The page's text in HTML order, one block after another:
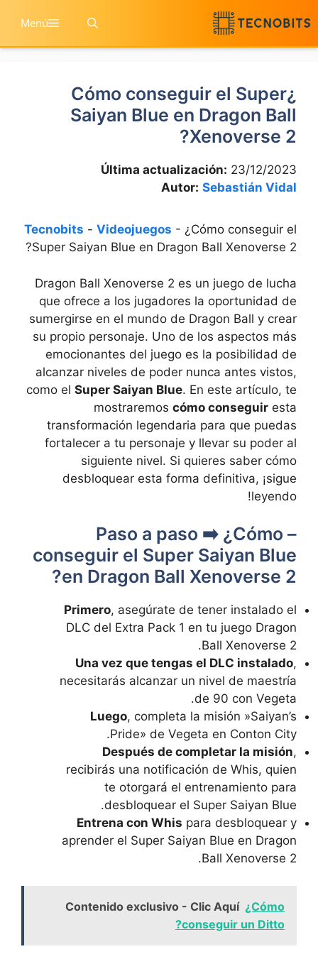
al
contenido
Menú
¿Cómo conseguir el Super
Saiyan Blue en Dragon Ball
Xenoverse 2?
Última actualización: 23/12/2023
Autor: Sebastián Vidal
Tecnobits - Videojuegos - ¿Cómo conseguir el
Super Saiyan Blue en Dragon Ball Xenoverse 2?
⁣Dragon Ball Xenoverse 2 es un juego de lucha
que ofrece a los jugadores la oportunidad de
sumergirse en el mundo de Dragon Ball y‌ crear
su propio personaje.⁢ Uno de los aspectos más
emocionantes‍ del juego es la ⁣posibilidad de
alcanzar niveles de poder nunca antes vistos,
como el Super Saiyan Blue. En este artículo, te
mostraremos cómo conseguir esta
transformación legendaria‌ para que puedas
fortalecer a tu personaje y llevar su poder al
siguiente​ nivel. Si quieres saber cómo
desbloquear esta forma definitiva, ¡sigue
leyendo!
– Paso‌ a paso ➡️⁤ ¿Cómo⁢
conseguir⁢ el Super Saiyan Blue
en Dragon‍ Ball Xenoverse 2?
Primero, ⁤asegúrate de tener instalado el
DLC del Extra Pack 1 en tu juego ⁢Dragon
⁤Ball Xenoverse 2.
Una vez que tengas el DLC instalado,‍
necesitarás alcanzar un nivel de maestría
de 90 con Vegeta.
Luego, completa la misión ⁢»Saiyan’s
Pride» de Vegeta en Conton City.
Después de completar la misión,
recibirás una notificación de Whis, quien
te otorgará el entrenamiento para
desbloquear el Super ‍Saiyan Blue.
Entrena ⁣con Whis para desbloquear y
aprender el Super Saiyan Blue⁤ en Dragon
Ball Xenoverse 2.
Contenido exclusivo - Clic Aquí ¿Cómo
conseguir un Ditto?